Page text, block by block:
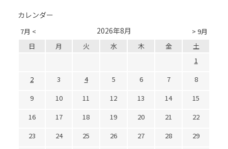
カレンダー
7月 < > 9月
2026年8月
日 月 火 水 木 金
土
1
2
3 4 5 6 7
8
9
10 11 12 13 14
15
16
17 18 19 20 21
22
23
24 25 26 27 28
29